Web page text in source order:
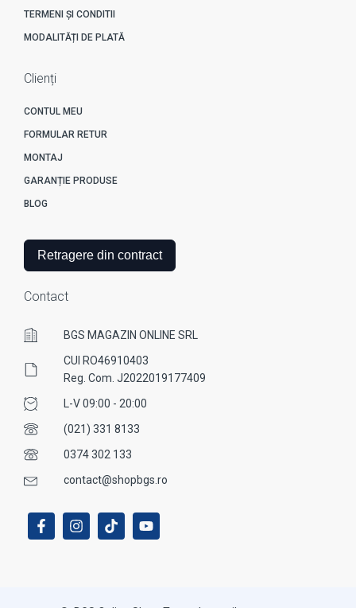
TERMENI ȘI CONDITII
MODALITĂȚI DE PLATĂ
Clienți
CONTUL MEU
FORMULAR RETUR
MONTAJ
GARANȚIE PRODUSE
BLOG
Retragere din contract
Contact
BGS MAGAZIN ONLINE SRL
CUI RO46910403
Reg. Com. J2022019177409
L-V 09:00 - 20:00
(021) 331 8133
0374 302 133
contact@shopbgs.ro